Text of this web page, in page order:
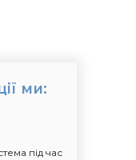
ми:
під час